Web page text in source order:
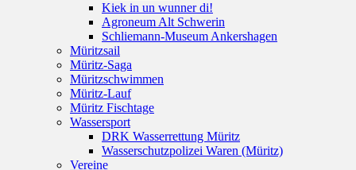
Kiek in un wunner di!
Agroneum Alt Schwerin
Schliemann-Museum Ankershagen
Müritzsail
Müritz-Saga
Müritzschwimmen
Müritz-Lauf
Müritz Fischtage
Wassersport
DRK Wasserrettung Müritz
Wasserschutzpolizei Waren (Müritz)
Vereine